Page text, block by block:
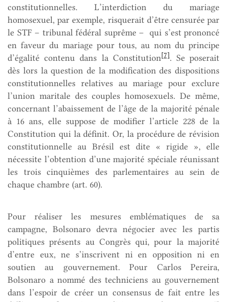
constitutionnelles. L’interdiction du mariage
homosexuel, par exemple, risquerait d’être censurée par
le STF – tribunal fédéral suprême – qui s’est prononcé
en faveur du mariage pour tous, au nom du principe
d’égalité contenu dans la Constitution[7]. Se poserait
dès lors la question de la modification des dispositions
constitutionnelles relatives au mariage pour exclure
l’union maritale des couples homosexuels. De même,
concernant l’abaissement de l’âge de la majorité pénale
à 16 ans, elle suppose de modifier l’article 228 de la
Constitution qui la définit. Or, la procédure de révision
constitutionnelle au Brésil est dite « rigide », elle
nécessite l’obtention d’une majorité spéciale réunissant
les trois cinquièmes des parlementaires au sein de
chaque chambre (art. 60).
Pour réaliser les mesures emblématiques de sa
campagne, Bolsonaro devra négocier avec les partis
politiques présents au Congrès qui, pour la majorité
d’entre eux, ne s’inscrivent ni en opposition ni en
soutien au gouvernement. Pour Carlos Pereira,
Bolsonaro a nommé des techniciens au gouvernement
dans l’espoir de créer un consensus de fait entre les